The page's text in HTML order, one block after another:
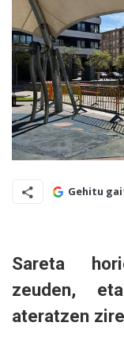
Gehitu
Sareta
zeuden,
ateratzen